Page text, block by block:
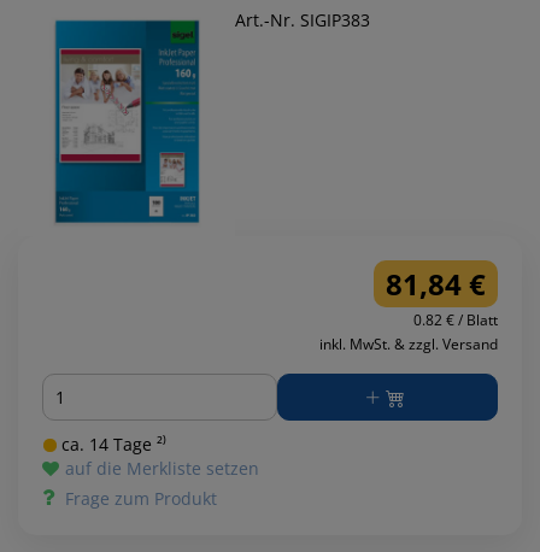
Art.-Nr. SIGIP383
81,84 €
0.82 € / Blatt
inkl. MwSt. & zzgl. Versand
Menge
ca. 14 Tage ²⁾
auf die Merkliste setzen
Frage zum Produkt